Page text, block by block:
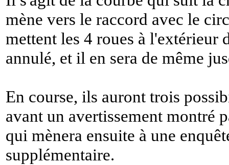
mène vers le raccord avec le
mettent les 4 roues à l'extérieur
annulé, et il en sera de même
En course, ils auront trois
avant un avertissement montré
qui mènera ensuite à une
supplémentaire.